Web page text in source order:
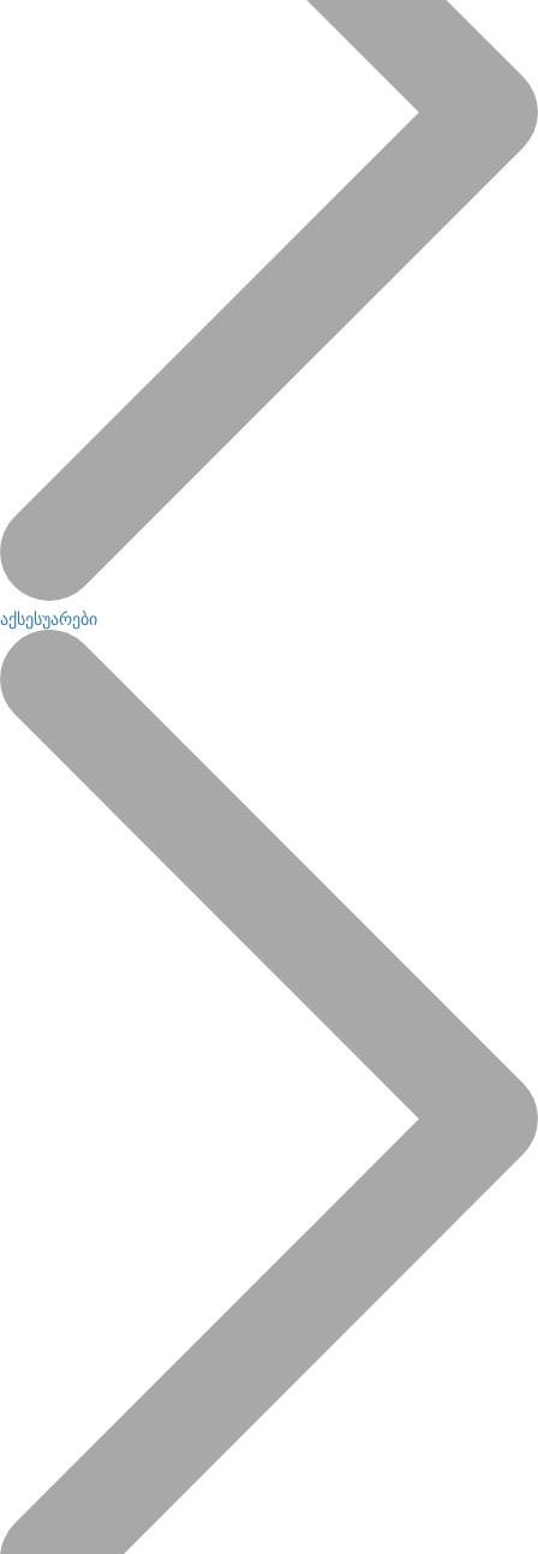
აქსესუარები